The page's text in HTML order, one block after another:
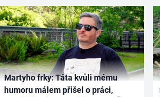
Martyho frky: Táta kvůli mému
humoru málem přišel o práci,